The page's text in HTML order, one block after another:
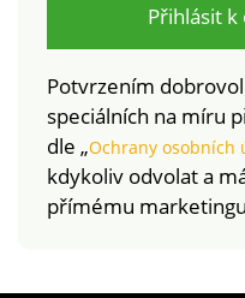
Přihlásit
Potvrzením
speciálních na míru
dle „Ochrany osobních
kdykoliv odvolat a
přímému